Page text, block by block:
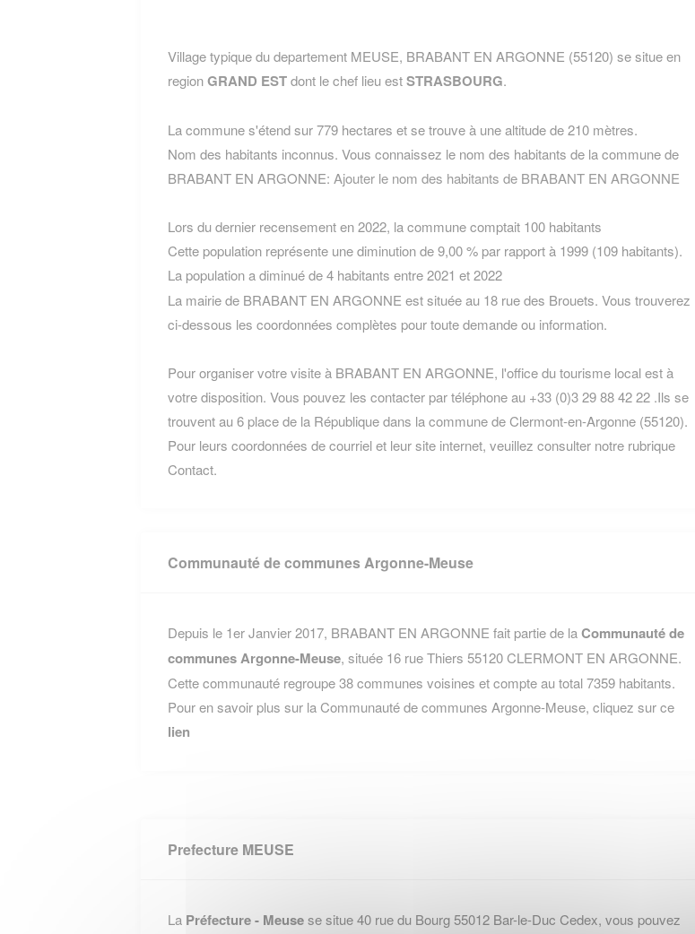
Village typique du departement MEUSE, BRABANT EN ARGONNE (55120) se situe en
regionGRAND ESTdont le chef lieu estSTRASBOURG.
La commune s'étend sur 779 hectares et se trouve à une altitude de 210 mètres.
Nom des habitants inconnus. Vous connaissez le nom des habitants de la commune de
BRABANT EN ARGONNE: Ajouter le nom des habitants de BRABANT EN ARGONNE
Lors du dernier recensement en 2022, la commune comptait 100 habitants
Cette population représente une diminution de 9,00 % par rapport à 1999 (109 habitants).
La population a diminué de 4 habitants entre 2021 et 2022
La mairie de BRABANT EN ARGONNE est située au 18 rue des Brouets. Vous trouverez
ci-dessous les coordonnées complètes pour toute demande ou information.
Pour organiser votre visite à BRABANT EN ARGONNE, l'office du tourisme local est à
votre disposition. Vous pouvez les contacter par téléphone au +33 (0)3 29 88 42 22 .Ils se
trouvent au 6 place de la République dans la commune de Clermont-en-Argonne (55120).
Pour leurs coordonnées de courriel et leur site internet, veuillez consulter notre rubrique
Contact.
Communauté de communes Argonne-Meuse
Depuis le 1er Janvier 2017, BRABANT EN ARGONNE fait partie de laCommunauté de
communes Argonne-Meuse, située 16 rue Thiers 55120 CLERMONT EN ARGONNE.
Cette communauté regroupe 38 communes voisines et compte au total 7359 habitants.
Pour en savoir plus sur la Communauté de communes Argonne-Meuse, cliquez sur ce
lien
Prefecture MEUSE
La Préfecture - Meusese situe 40 rue du Bourg 55012 Bar-le-Duc Cedex, vous pouvez